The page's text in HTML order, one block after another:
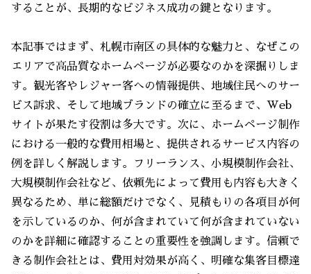
することが、長期的なビジネス成功の鍵となります。
本記事ではまず、札幌市南区の具体的な魅力と、なぜこの
エリアで高品質なホームページが必要なのかを深掘りしま
す。観光客やレジャー客への情報提供、地域住民へのサー
ビス訴求、そして地域ブランドの確立に至るまで、Web
サイトが果たす役割は多大です。次に、ホームページ制作
における一般的な費用相場と、提供されるサービス内容の
例を詳しく解説します。フリーランス、小規模制作会社、
大規模制作会社など、依頼先によって費用も内容も大きく
異なるため、単に総額だけでなく、見積もりの各項目が何
を示しているのか、何が含まれていて何が含まれていない
のかを詳細に確認することの重要性を強調します。信頼で
きる制作会社とは、費用対効果が高く、明確な集客目標達